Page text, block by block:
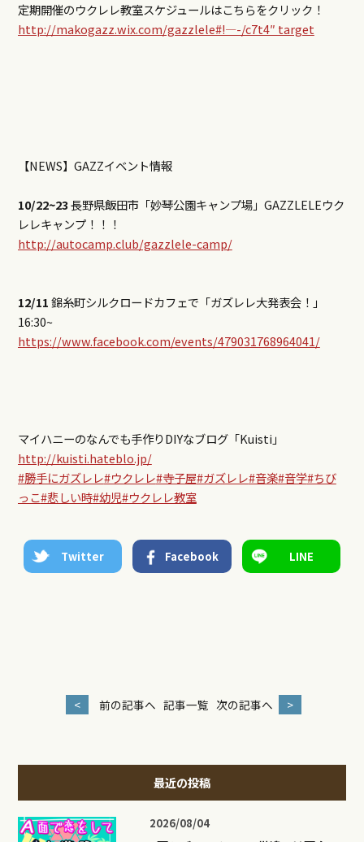
定期開催のウクレレ教室スケジュールはこちらをクリック！
http://makogazz.wix.com/gazzlele#!—-/c7t4″ target
【NEWS】GAZZイベント情報
10/22~23長野県飯田市「妙琴公園キャンプ場」GAZZLELEウク
レレキャンプ！！！
http://autocamp.club/gazzlele-camp/
12/11錦糸町シルクロードカフェで「ガズレレ大発表会！」
16:30~
https://www.facebook.com/events/479031768964041/
マイハニーのなんでも手作りDIYなブログ「Kuisti」
http://kuisti.hateblo.jp/
#勝手にガズレレ#ウクレレ#寺子屋#ガズレレ#音楽#音学#ちび
っこ#悲しい時#幼児#ウクレレ教室
Twitter Facebook LINE
< 前の記事へ 記事一覧 次の記事へ >
最近の投稿
2026/08/04